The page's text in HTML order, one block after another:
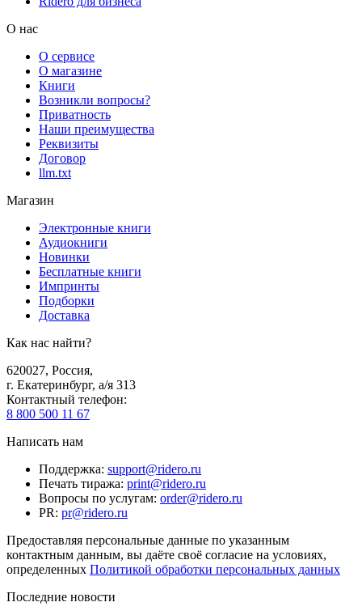
О нас
О сервисе
О магазине
Книги
Возникли вопросы?
Приватность
Наши преимущества
Реквизиты
Договор
llm.txt
Магазин
Электронные книги
Аудиокниги
Новинки
Бесплатные книги
Импринты
Подборки
Доставка
Как нас найти?
620027, Россия,
г. Екатеринбург, а/я 313
Контактный телефон:
8 800 500 11 67
Написать нам
Поддержка: support@ridero.ru
Печать тиража: print@ridero.ru
Вопросы по услугам: order@ridero.ru
PR: pr@ridero.ru
Предоставляя персональные данные по указанным
контактным данным, вы даёте своё согласие на условиях,
определенных Политикой обработки персональных данных
Последние новости